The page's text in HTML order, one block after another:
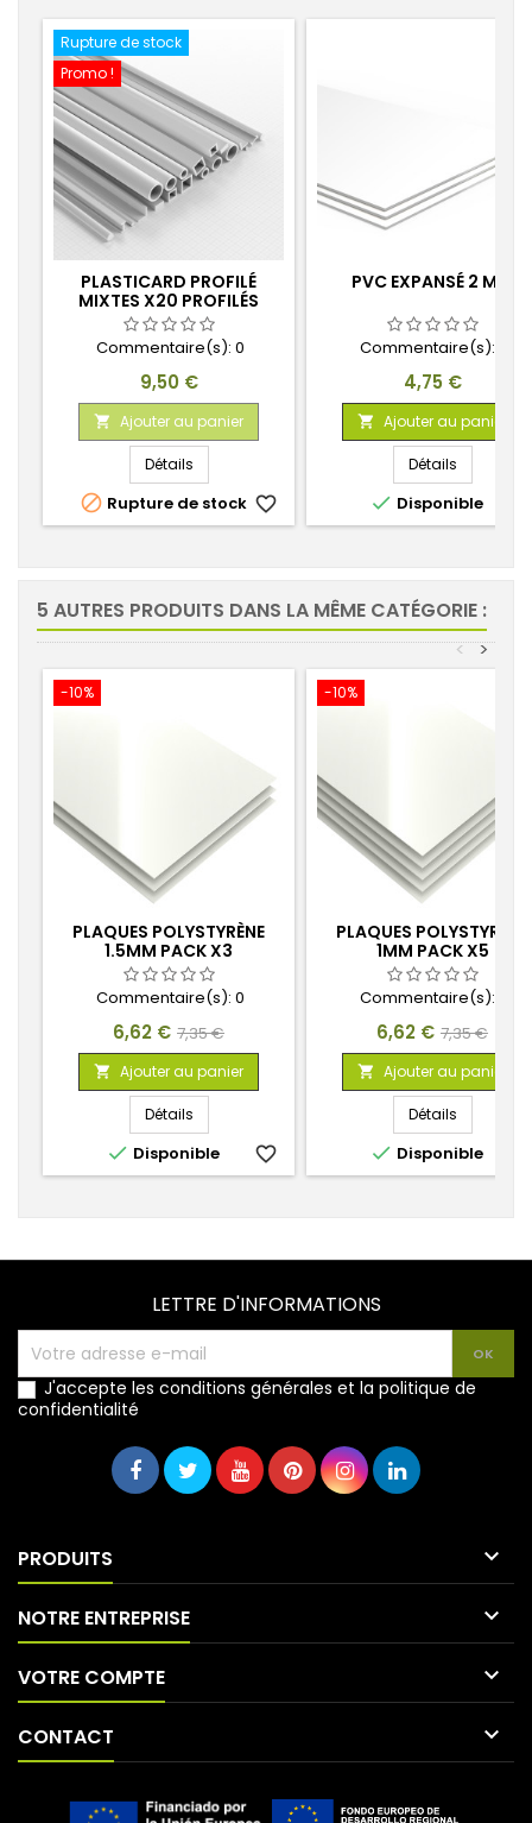
Rupture de stock
Promo !
PLASTICARD PROFILÉ
MIXTES X20 PROFILÉS
Commentaire(s): 0
Prix
9,50 €
 Ajouter au panier
Détails
 Rupture de stock favorite_border
PVC EXPANSÉ 2 MM
Commentaire(s):
Prix
4,75 €
 Ajouter au panier
Détails
 Disponible
5 AUTRES PRODUITS DANS LA MÊME CATÉGORIE :
>
<
-10%
PLAQUES POLYSTYRÈNE
1.5MM PACK X3
Commentaire(s): 0
Prix
6,62 € Prix
de
base
7,35 €
 Ajouter au panier
Détails
 Disponible favorite_border
-10%
PLAQUES POLYSTYRÈNE
1MM PACK X5
Commentaire(s):
Prix
6,62 € Prix
de
base
7,35 €
 Ajouter au panier
Détails
 Disponible
LETTRE D'INFORMATIONS
J'accepte les conditions générales et la politique de
confidentialité
PRODUITS 
NOTRE ENTREPRISE 
VOTRE COMPTE 
CONTACT 